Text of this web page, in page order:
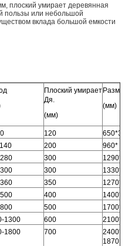
плоский умирает деревянная
пользы или небольшой
вклада большой емкости
Плоский умирает
Дя.
(мм)
(мм)
120
200
960*
300
300
1330*
350
1270*
400
1400*
500
1700*
1300 600
2100*
1800 700
2400*
1870